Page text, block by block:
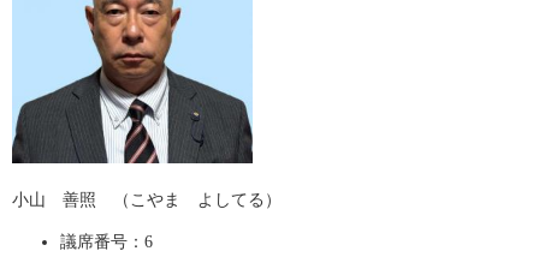
小山 善照 （こやま よしてる）
議席番号：6